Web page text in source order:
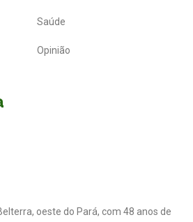
Saúde
Opinião
oeste do Pará, com 48 anos de